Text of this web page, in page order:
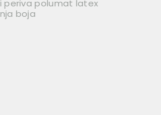
periva polumat latex
boja